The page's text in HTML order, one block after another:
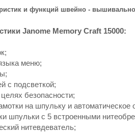
и функций швейно -
Janome Memory Craft 15000:
меню;
с подсветкой;
безопасности;
на шпульку и
шпульки с 5 встроенными
нитевдеватель;